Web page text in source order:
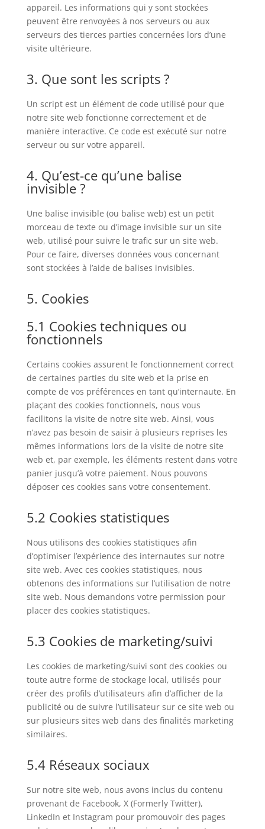
appareil. Les informations qui y sont stockées
peuvent être renvoyées à nos serveurs ou aux
serveurs des tierces parties concernées lors d’une
visite ultérieure.
3. Que sont les scripts ?
Un script est un élément de code utilisé pour que
notre site web fonctionne correctement et de
manière interactive. Ce code est exécuté sur notre
serveur ou sur votre appareil.
4. Qu’est-ce qu’une balise
invisible ?
Une balise invisible (ou balise web) est un petit
morceau de texte ou d’image invisible sur un site
web, utilisé pour suivre le trafic sur un site web.
Pour ce faire, diverses données vous concernant
sont stockées à l’aide de balises invisibles.
5. Cookies
5.1 Cookies techniques ou
fonctionnels
Certains cookies assurent le fonctionnement correct
de certaines parties du site web et la prise en
compte de vos préférences en tant qu’internaute. En
plaçant des cookies fonctionnels, nous vous
facilitons la visite de notre site web. Ainsi, vous
n’avez pas besoin de saisir à plusieurs reprises les
mêmes informations lors de la visite de notre site
web et, par exemple, les éléments restent dans votre
panier jusqu’à votre paiement. Nous pouvons
déposer ces cookies sans votre consentement.
5.2 Cookies statistiques
Nous utilisons des cookies statistiques afin
d’optimiser l’expérience des internautes sur notre
site web. Avec ces cookies statistiques, nous
obtenons des informations sur l’utilisation de notre
site web. Nous demandons votre permission pour
placer des cookies statistiques.
5.3 Cookies de marketing/suivi
Les cookies de marketing/suivi sont des cookies ou
toute autre forme de stockage local, utilisés pour
créer des profils d’utilisateurs afin d’afficher de la
publicité ou de suivre l’utilisateur sur ce site web ou
sur plusieurs sites web dans des finalités marketing
similaires.
5.4 Réseaux sociaux
Sur notre site web, nous avons inclus du contenu
provenant de Facebook, X (Formerly Twitter),
LinkedIn et Instagram pour promouvoir des pages